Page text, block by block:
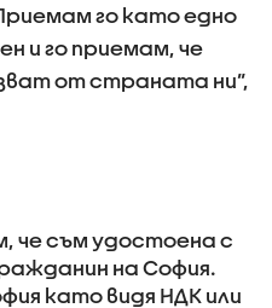
го като едно
и го приемам, че
от страната ни”,
че съм удостоена с
на София.
като видя НДК или